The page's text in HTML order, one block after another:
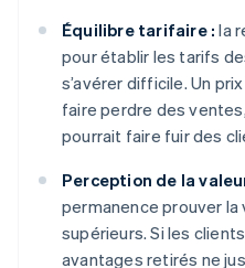
Équilibre tarifaire : la
pour établir les tarifs
s’avérer difficile. Un
faire perdre des
pourrait faire fuir des
Perception de la
permanence prouver la
supérieurs. Si les
avantages retirés ne